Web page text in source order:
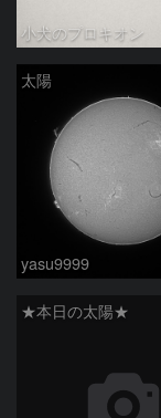
小犬のプロキオン
太陽
yasu9999
★本日の太陽★